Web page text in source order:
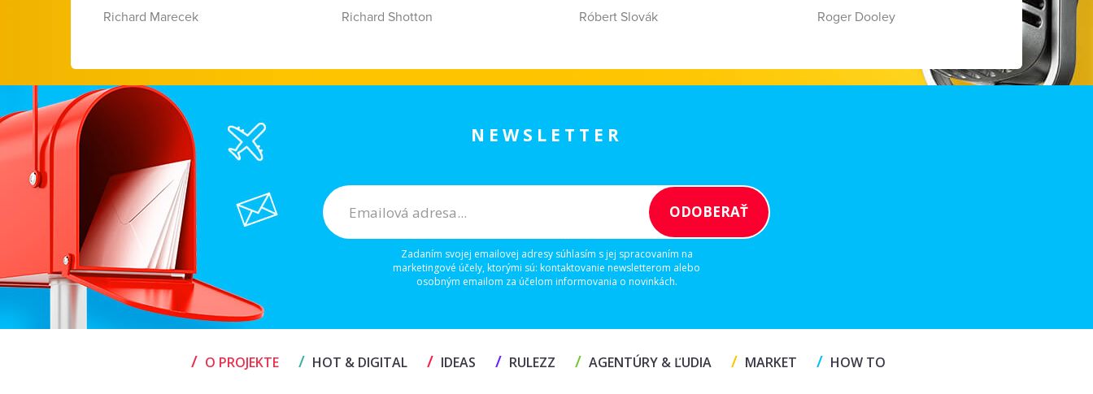
Richard Marecek
Richard Shotton Róbert Slovák Roger Dooley
NEWSLETTER
Zadaním svojej emailovej adresy súhlasím s jej spracovaním na
marketingové účely, ktorými sú: kontaktovanie newsletterom alebo
osobným emailom za účelom informovania o novinkách.
/ O PROJEKTE / HOT & DIGITAL / IDEAS / RULEZZ / AGENTÚRY & ĽUDIA / MARKET / HOW TO